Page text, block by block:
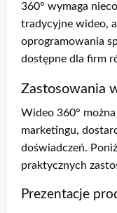
360° wymaga
tradycyjne wideo,
oprogramowania
dostępne dla firm
Zastosowania
Wideo 360°
marketingu,
doświadczeń.
praktycznych
Prezentacje